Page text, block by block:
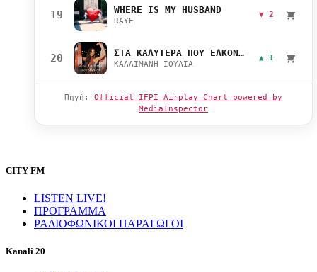
19 WHERE IS MY HUSBAND
RAYE
▼ 2
20 ΣΤΑ ΚΑΛΥΤΕΡΑ ΠΟΥ ΕΛΚΟΝΤΑΙ
ΚΑΛΛΙΜΑΝΗ ΙΟΥΛΙΑ
▲ 1
Πηγή: Official IFPI Airplay Chart powered by
MediaInspector
CITY FM
LISTEN LIVE!
ΠΡΟΓΡΑΜΜΑ
ΡΑΔΙΟΦΩΝΙΚΟΙ ΠΑΡΑΓΩΓΟΙ
Kanali 20